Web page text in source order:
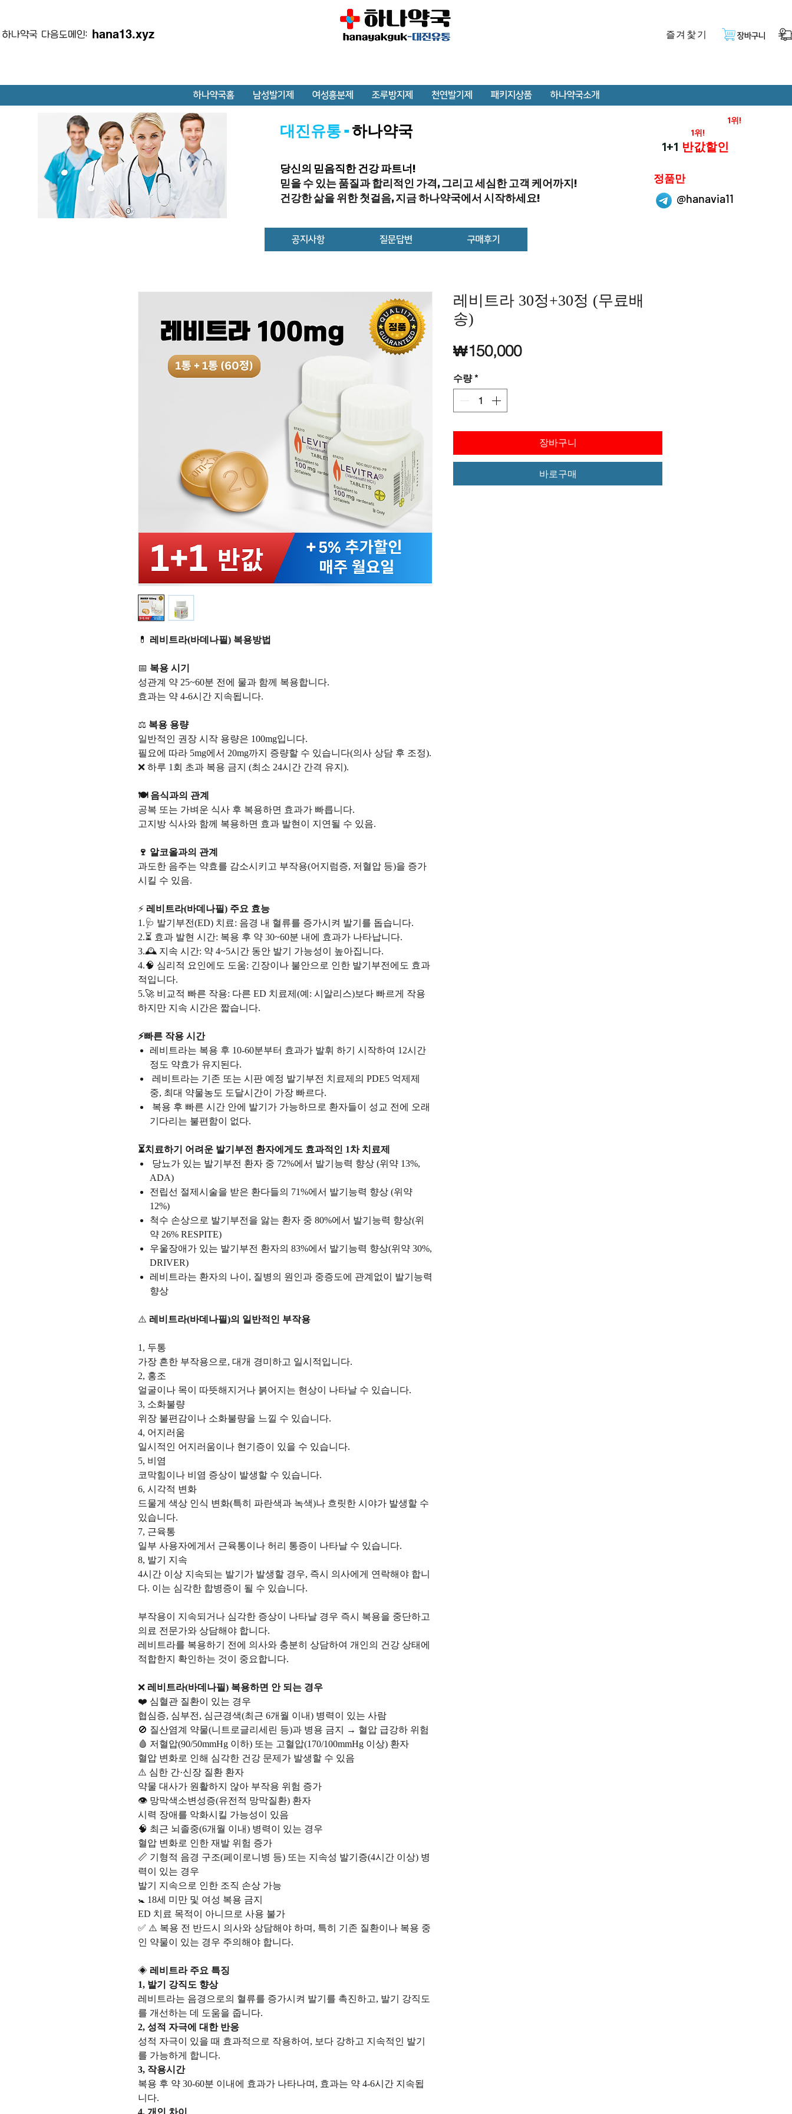
하나약국 다음도메인: hana13.xyz 즐겨찿기 장바구니
하나약국홈 남성발기제 여성흥분제 조루방지제 천연발기제 패키지상품 하나약국소개
대진유통 -하나약국
당신의 믿음직한 건강 파트너!
믿을 수 있는 품질과 합리적인 가격, 그리고 세심한 고객 케어까지!
건강한 삶을 위한 첫걸음, 지금 하나약국에서 시작하세요!
@hanavia11
1위!
1위!
1+1 반값할인
정품만
공지사항 질문답변 구매후기
💊 레비트라(바데나필) 복용방법
📅 복용 시기
성관계 약 25~60분 전에 물과 함께 복용합니다.
효과는 약 4-6시간 지속됩니다.
⚖️ 복용 용량
일반적인 권장 시작 용량은 100mg입니다.
필요에 따라 5mg에서 20mg까지 증량할 수 있습니다(의사 상담 후 조정).
❌ 하루 1회 초과 복용 금지 (최소 24시간 간격 유지).
🍽️ 음식과의 관계
공복 또는 가벼운 식사 후 복용하면 효과가 빠릅니다.
고지방 식사와 함께 복용하면 효과 발현이 지연될 수 있음.
🍷 알코올과의 관계
과도한 음주는 약효를 감소시키고 부작용(어지럼증, 저혈압 등)을 증가
시킬 수 있음.
⚡ 레비트라(바데나필) 주요 효능
1.🩺 발기부전(ED) 치료: 음경 내 혈류를 증가시켜 발기를 돕습니다.
2.⏳ 효과 발현 시간: 복용 후 약 30~60분 내에 효과가 나타납니다.
3.🕰️ 지속 시간: 약 4~5시간 동안 발기 가능성이 높아집니다.
4.🧠 심리적 요인에도 도움: 긴장이나 불안으로 인한 발기부전에도 효과
적입니다.
5.🚀 비교적 빠른 작용: 다른 ED 치료제(예: 시알리스)보다 빠르게 작용
하지만 지속 시간은 짧습니다.
⚡빠른 작용 시간
레비트라는 복용 후 10-60분부터 효과가 발휘 하기 시작하여 12시간
정도 약효가 유지된다.
레비트라는 기존 또는 시판 예정 발기부전 치료제의 PDE5 억제제
중, 최대 약물농도 도달시간이 가장 빠르다.
복용 후 빠른 시간 안에 발기가 가능하므로 환자들이 성교 전에 오래
기다리는 불편함이 없다.
⏳치료하기 어려운 발기부전 환자에게도 효과적인 1차 치료제
당뇨가 있는 발기부전 환자 중 72%에서 발기능력 향상 (위약 13%,
ADA)
전립선 절제시술을 받은 환다들의 71%에서 발기능력 향상 (위약
12%)
척수 손상으로 발기부전을 앓는 환자 중 80%에서 발기능력 향상(위
약 26% RESPITE)
우울장애가 있는 발기부전 환자의 83%에서 발기능력 향상(위약 30%,
DRIVER)
레비트라는 환자의 나이, 질병의 원인과 중증도에 관계없이 발기능력
향상
⚠️ 레비트라(바데나필)의 일반적인 부작용
1, 두통
가장 흔한 부작용으로, 대개 경미하고 일시적입니다.
2, 홍조
얼굴이나 목이 따뜻해지거나 붉어지는 현상이 나타날 수 있습니다.
3, 소화불량
위장 불편감이나 소화불량을 느낄 수 있습니다.
4, 어지러움
일시적인 어지러움이나 현기증이 있을 수 있습니다.
5, 비염
코막힘이나 비염 증상이 발생할 수 있습니다.
6, 시각적 변화
드물게 색상 인식 변화(특히 파란색과 녹색)나 흐릿한 시야가 발생할 수
있습니다.
7, 근육통
일부 사용자에게서 근육통이나 허리 통증이 나타날 수 있습니다.
8, 발기 지속
4시간 이상 지속되는 발기가 발생할 경우, 즉시 의사에게 연락해야 합니
다. 이는 심각한 합병증이 될 수 있습니다.
부작용이 지속되거나 심각한 증상이 나타날 경우 즉시 복용을 중단하고
의료 전문가와 상담해야 합니다.
레비트라를 복용하기 전에 의사와 충분히 상담하여 개인의 건강 상태에
적합한지 확인하는 것이 중요합니다.
❌ 레비트라(바데나필) 복용하면 안 되는 경우
❤️ 심혈관 질환이 있는 경우
협심증, 심부전, 심근경색(최근 6개월 이내) 병력이 있는 사람
🚫 질산염계 약물(니트로글리세린 등)과 병용 금지 → 혈압 급강하 위험
🩸 저혈압(90/50mmHg 이하) 또는 고혈압(170/100mmHg 이상) 환자
혈압 변화로 인해 심각한 건강 문제가 발생할 수 있음
⚠️ 심한 간·신장 질환 환자
약물 대사가 원활하지 않아 부작용 위험 증가
👁️ 망막색소변성증(유전적 망막질환) 환자
시력 장애를 악화시킬 가능성이 있음
🧠 최근 뇌졸중(6개월 이내) 병력이 있는 경우
혈압 변화로 인한 재발 위험 증가
📏 기형적 음경 구조(페이로니병 등) 또는 지속성 발기증(4시간 이상) 병
력이 있는 경우
발기 지속으로 인한 조직 손상 가능
🚼 18세 미만 및 여성 복용 금지
ED 치료 목적이 아니므로 사용 불가
✅ ⚠️ 복용 전 반드시 의사와 상담해야 하며, 특히 기존 질환이나 복용 중
인 약물이 있는 경우 주의해야 합니다.
◈ 레비트라 주요 특징
1, 발기 강직도 향상
레비트라는 음경으로의 혈류를 증가시켜 발기를 촉진하고, 발기 강직도
를 개선하는 데 도움을 줍니다.
2, 성적 자극에 대한 반응
성적 자극이 있을 때 효과적으로 작용하여, 보다 강하고 지속적인 발기
를 가능하게 합니다.
3, 작용시간
복용 후 약 30-60분 이내에 효과가 나타나며, 효과는 약 4-6시간 지속됩
니다.
4, 개인 차이
레비트라 30정+30정 (무료배
송)
₩150,000가격
수량 *
장바구니
바로구매